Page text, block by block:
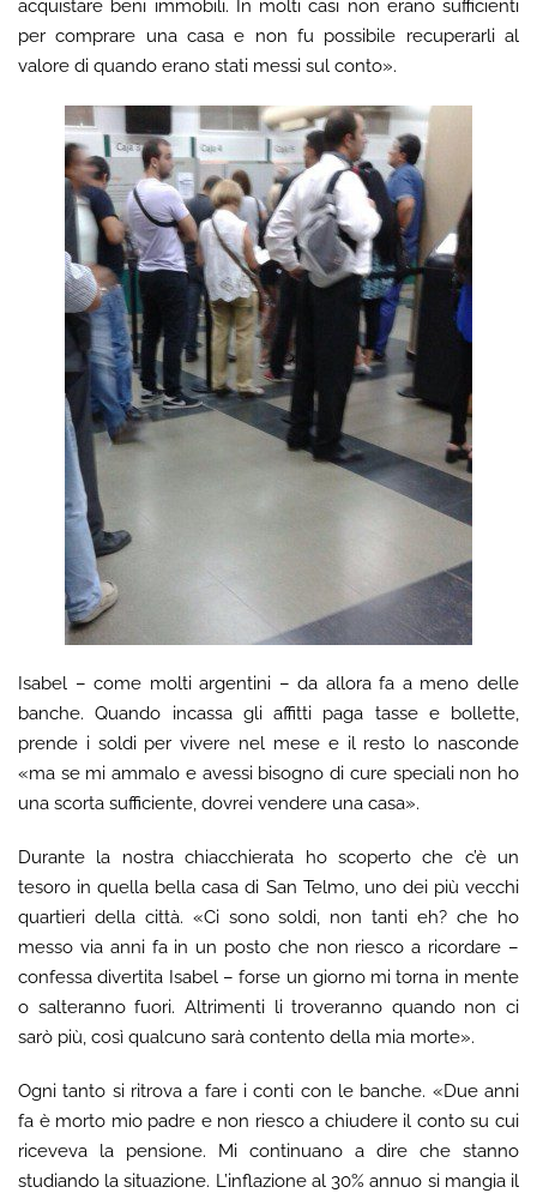
acquistare beni immobili. In molti casi non erano sufficienti
per comprare una casa e non fu possibile recuperarli al
valore di quando erano stati messi sul conto».
Isabel – come molti argentini – da allora fa a meno delle
banche. Quando incassa gli affitti paga tasse e bollette,
prende i soldi per vivere nel mese e il resto lo nasconde
«ma se mi ammalo e avessi bisogno di cure speciali non ho
una scorta sufficiente, dovrei vendere una casa».
Durante la nostra chiacchierata ho scoperto che c’è un
tesoro in quella bella casa di San Telmo, uno dei più vecchi
quartieri della città. «Ci sono soldi, non tanti eh? che ho
messo via anni fa in un posto che non riesco a ricordare –
confessa divertita Isabel – forse un giorno mi torna in mente
o salteranno fuori. Altrimenti li troveranno quando non ci
sarò più, così qualcuno sarà contento della mia morte».
Ogni tanto si ritrova a fare i conti con le banche. «Due anni
fa è morto mio padre e non riesco a chiudere il conto su cui
riceveva la pensione. Mi continuano a dire che stanno
studiando la situazione. L’inflazione al 30% annuo si mangia il